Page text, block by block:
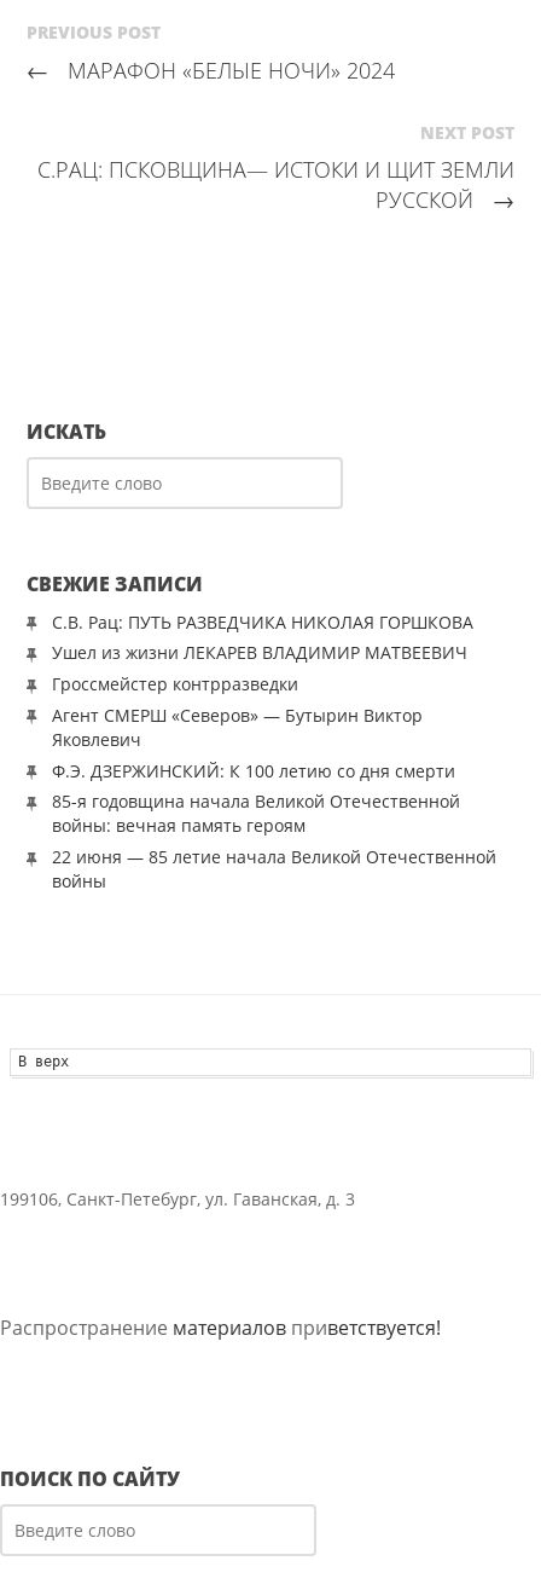
PREVIOUS POST
← МАРАФОН «БЕЛЫЕ НОЧИ» 2024
NEXT POST
С.РАЦ: ПСКОВЩИНА— ИСТОКИ И ЩИТ ЗЕМЛИ
РУССКОЙ
→
ИСКАТЬ
СВЕЖИЕ ЗАПИСИ
С.В. Рац: ПУТЬ РАЗВЕДЧИКА НИКОЛАЯ ГОРШКОВА
Ушел из жизни ЛЕКАРЕВ ВЛАДИМИР МАТВЕЕВИЧ
Гроссмейстер контрразведки
Агент СМЕРШ «Северов» — Бутырин Виктор
Яковлевич
Ф.Э. ДЗЕРЖИНСКИЙ: К 100 летию со дня смерти
85-я годовщина начала Великой Отечественной
войны: вечная память героям
22 июня — 85 летие начала Великой Отечественной
войны
В верх
199106, Санкт-Петебург, ул. Гаванская, д. 3
Распространение материалов приветствуется!
ПОИСК ПО САЙТУ